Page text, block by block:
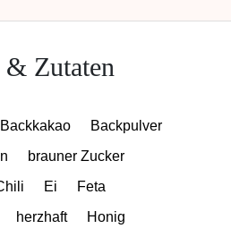
Zutaten
Backkakao
Backpulver
brauner Zucker
Ei
Feta
herzhaft
Honig